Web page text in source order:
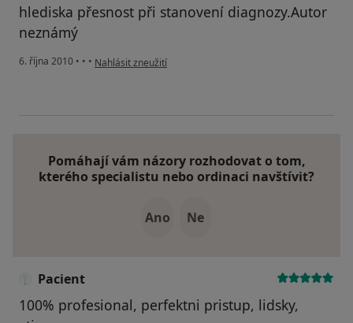
hlediska přesnost při stanovení diagnozy.Autor
neznámý
6. října 2010 • • • podle názoru uživatele Pacient
Nahlásit zneužití
Pomáhají vám názory rozhodovat o tom,
kterého specialistu nebo ordinaci navštívit?
Ano Ne
Pacient
100% profesional, perfektni pristup, lidsky,